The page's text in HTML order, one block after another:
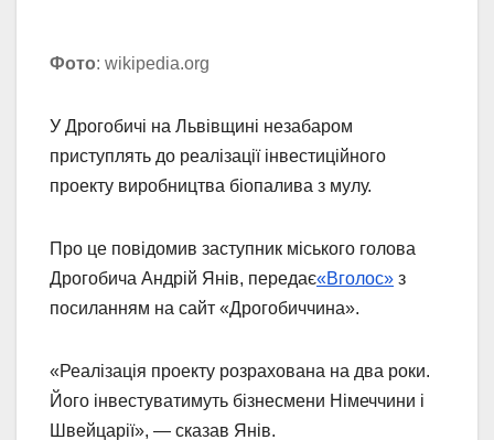
Фото: wikipedia.org
У Дрогобичі на Львівщині незабаром
приступлять до реалізації інвестиційного
проекту виробництва біопалива з мулу.
Про це повідомив заступник міського голова
Дрогобича Андрій Янів, передає«Вголос» з
посиланням на сайт «Дрогобиччина».
«Реалізація проекту розрахована на два роки.
Його інвестуватимуть бізнесмени Німеччини і
Швейцарії», — сказав Янів.